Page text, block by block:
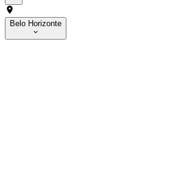
Belo Horizonte